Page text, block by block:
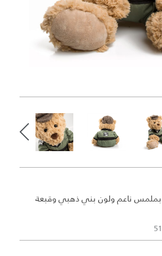
يزتي تيدي بير Hue 166 بملمس ناعم ولون بني ذهبي وقبعة